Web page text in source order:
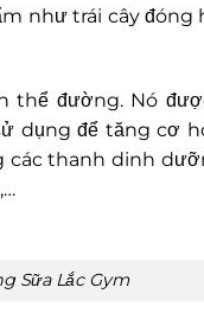
như trái cây đóng
đường. Nó
dụng để tăng cơ
thanh dinh
Sữa Lắc Gym